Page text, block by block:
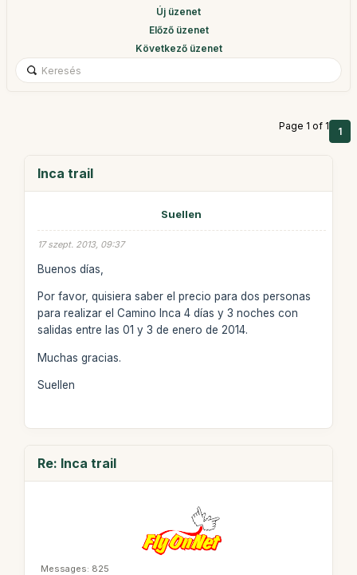
Új üzenet
Előző üzenet
Következő üzenet
Page 1 of 1 1
Inca trail
Suellen
17 szept. 2013, 09:37
Buenos días,
Por favor, quisiera saber el precio para dos personas
para realizar el Camino Inca 4 días y 3 noches con
salidas entre las 01 y 3 de enero de 2014.
Muchas gracias.
Suellen
Re: Inca trail
Messages: 825